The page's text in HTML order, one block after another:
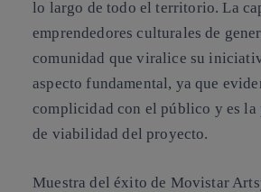
lo largo de todo el territorio. La
emprendedores culturales de
comunidad que viralice su
aspecto fundamental, ya que
complicidad con el público y es la
de viabilidad del proyecto.
Muestra del éxito de Movistar